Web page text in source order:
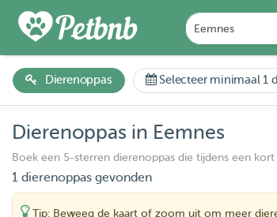
Dierenoppas Selecteer minimaal 1
Dierenoppas in Eemnes
Boek een 5-sterren dierenoppas die tijdens een
1 dierenoppas gevonden
Tip: Beweeg de kaart of zoom uit om meer